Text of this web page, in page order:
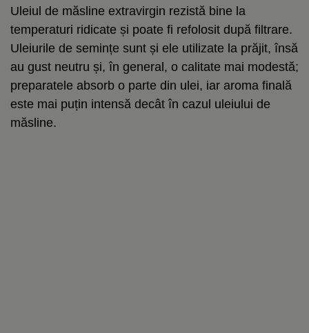
Uleiul de măsline extravirgin rezistă bine la
temperaturi ridicate și poate fi refolosit după filtrare.
Uleiurile de semințe sunt și ele utilizate la prăjit, însă
au gust neutru și, în general, o calitate mai modestă;
preparatele absorb o parte din ulei, iar aroma finală
este mai puțin intensă decât în cazul uleiului de
măsline.